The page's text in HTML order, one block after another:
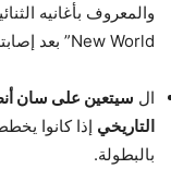
New World” بعد إصابته بسكتة دماغية.
ال سيتعين على سان
التاريخي إذا كانوا
بالبطولة.